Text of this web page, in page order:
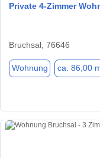
Private 4-Zimmer
Bruchsal, 76646
Wohnung ca. 86,00